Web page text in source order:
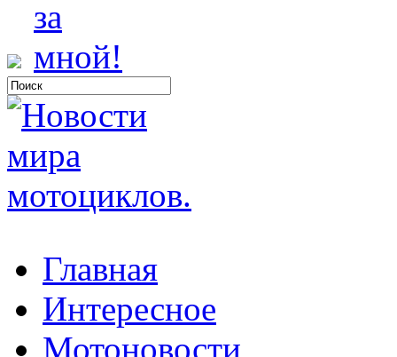
Главная
Интересное
Мотоновости